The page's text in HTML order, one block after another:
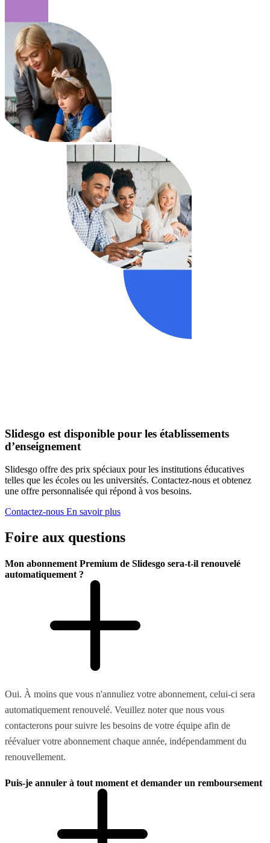
Slidesgo est disponible pour les établissements
d’enseignement
Slidesgo offre des prix spéciaux pour les institutions éducatives
telles que les écoles ou les universités. Contactez-nous et obtenez
une offre personnalisée qui répond à vos besoins.
Contactez-nous En savoir plus
Foire aux questions
Mon abonnement Premium de Slidesgo sera-t-il renouvelé
automatiquement ?
Oui. À moins que vous n'annuliez votre abonnement, celui-ci sera
automatiquement renouvelé. Veuillez noter que nous vous
contacterons pour suivre les besoins de votre équipe afin de
réévaluer votre abonnement chaque année, indépendamment du
renouvellement.
Puis-je annuler à tout moment et demander un remboursement